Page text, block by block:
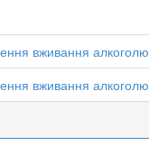
вживання
вживання